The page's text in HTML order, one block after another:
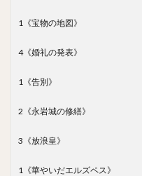
1《宝物の地図》
4《婚礼の発表》
1《告別》
2《永岩城の修繕》
3《放浪皇》
1《華やいだエルズペス》